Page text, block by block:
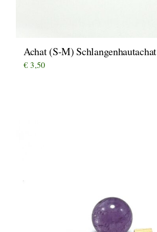
Achat (S-M) Schlangenhautachat
€ 3,50